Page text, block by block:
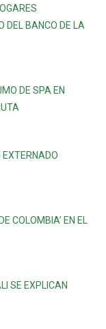
DEL BANCO DE LA
DE SPA EN
EXTERNADO
COLOMBIA’ EN EL
SE EXPLICAN